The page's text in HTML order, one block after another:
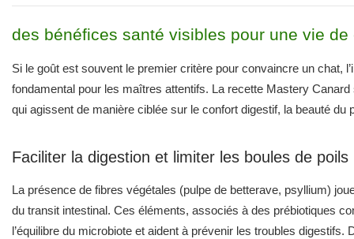
des bénéfices santé visibles pour une vie
Si le goût est souvent le premier critère pour convaincre un chat,
fondamental pour les maîtres attentifs. La recette Mastery
qui agissent de manière ciblée sur le confort digestif, la beauté du
Faciliter la digestion et limiter les boules de poils
La présence de fibres végétales (pulpe de betterave, psyllium)
du transit intestinal. Ces éléments, associés à des prébiotiques
l’équilibre du microbiote et aident à prévenir les troubles